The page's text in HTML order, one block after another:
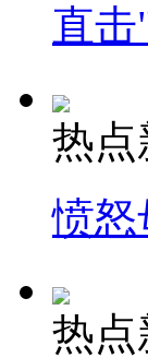
直
热点
愤怒
热点